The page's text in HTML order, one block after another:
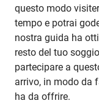
questo modo
tempo e potrai
nostra guida ha
resto del tuo
partecipare a
arrivo, in modo da
ha da offrire.